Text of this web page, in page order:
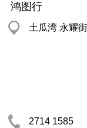
鸿图行
土瓜湾 永耀
2714 1585